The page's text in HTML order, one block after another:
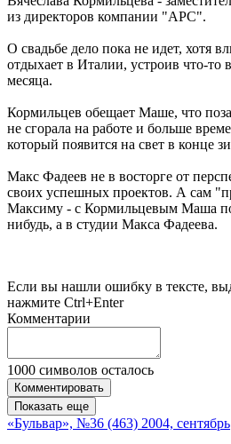
из директоров компании "АРС".
О свадьбе дело пока не идет, хотя
отдыхает в Италии, устроив что-то
месяца.
Кормильцев обещает Маше, что
не сгорала на работе и больше
который появится на свет в конце
Макс Фадеев не в восторге от
своих успешных проектов. А сам
Максиму - с Кормильцевым Маша
нибудь, а в студии Макса Фадеева.
Если вы нашли ошибку в тексте,
нажмите Ctrl+Enter
Комментарии
1000 символов осталось
Комментировать
Показать еще
«Бульвар», №36 (463) 2004, сентябрь